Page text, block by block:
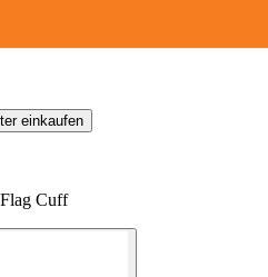
einkaufen
Cuff